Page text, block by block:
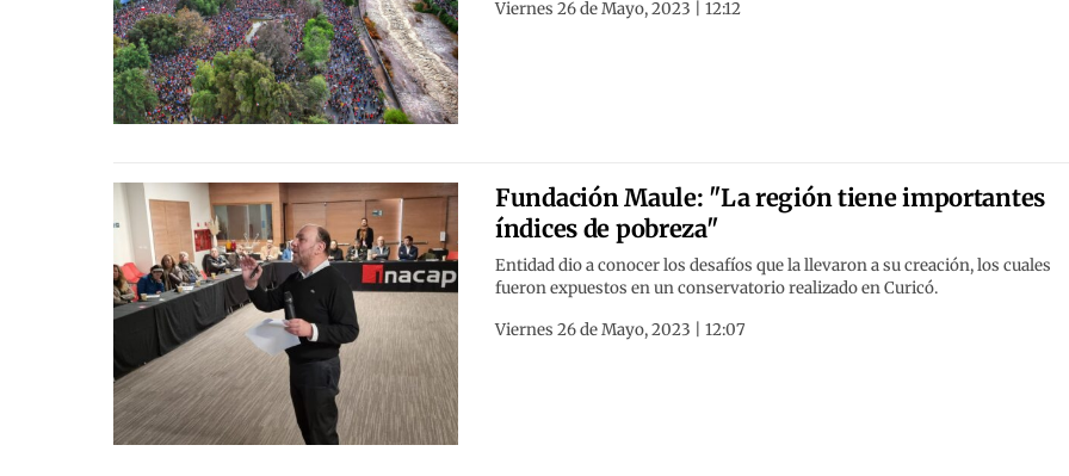
Viernes 26 de Mayo, 2023 | 12:12
Fundación Maule: "La región tiene importantes
índices de pobreza"
Entidad dio a conocer los desafíos que la llevaron a su creación, los cuales
fueron expuestos en un conservatorio realizado en Curicó.
Viernes 26 de Mayo, 2023 | 12:07